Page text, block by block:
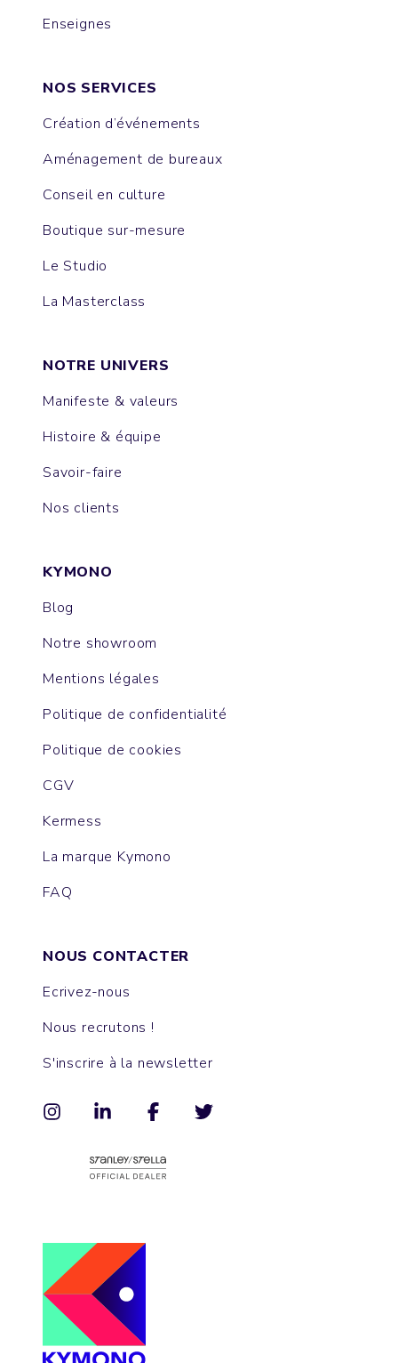
Enseignes
NOS SERVICES
Création d’événements
Aménagement de bureaux
Conseil en culture
Boutique sur-mesure
Le Studio
La Masterclass
NOTRE UNIVERS
Manifeste & valeurs
Histoire & équipe
Savoir-faire
Nos clients
KYMONO
Blog
Notre showroom
Mentions légales
Politique de confidentialité
Politique de cookies
CGV
Kermess
La marque Kymono
FAQ
NOUS CONTACTER
Ecrivez-nous
Nous recrutons !
S'inscrire à la newsletter